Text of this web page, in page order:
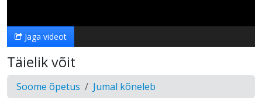
Jaga videot
Täielik võit
Soome õpetus Jumal kõneleb